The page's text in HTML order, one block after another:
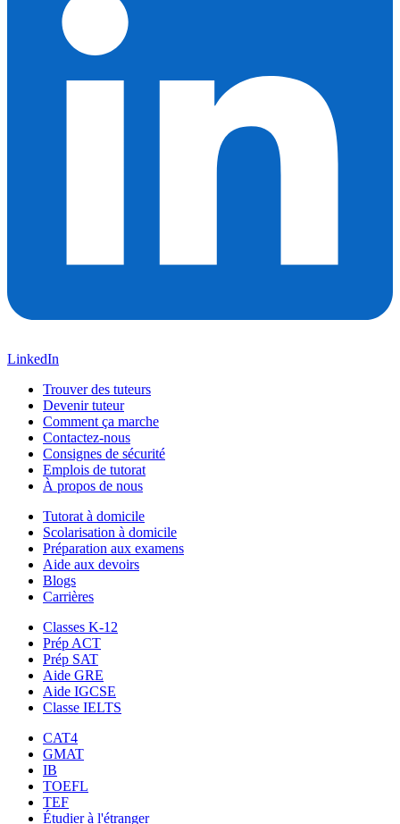
LinkedIn
Trouver des tuteurs
Devenir tuteur
Comment ça marche
Contactez-nous
Consignes de sécurité
Emplois de tutorat
À propos de nous
Tutorat à domicile
Scolarisation à domicile
Préparation aux examens
Aide aux devoirs
Blogs
Carrières
Classes K-12
Prép ACT
Prép SAT
Aide GRE
Aide IGCSE
Classe IELTS
CAT4
GMAT
IB
TOEFL
TEF
Étudier à l'étranger